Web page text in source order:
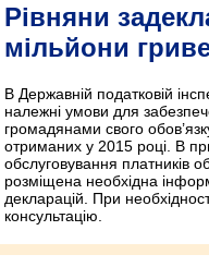
Рівняни
мільйони
В Державній податковій
належні умови для
громадянами свого
отриманих у 2015 році. В
обслуговування платників
розміщена необхідна
декларацій. При
консультацію.